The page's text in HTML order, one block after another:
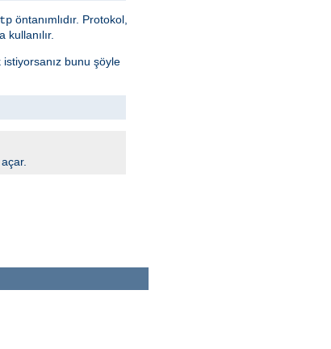
öntanımlıdır. Protokol,
istiyorsanız bunu şöyle